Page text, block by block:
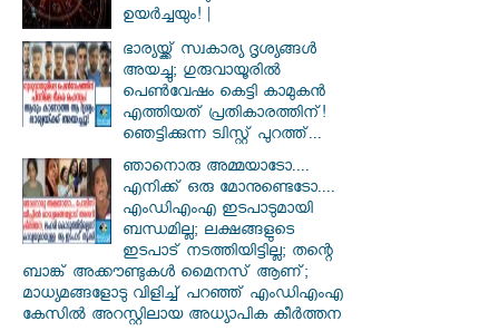
ഉയർച്ചയും! |
ഭാര്യയ്ക്ക് സ്വകാര്യ ദൃശ്യങ്ങൾ
അയച്ചു; ഗുരുവായൂരിൽ
പെൺവേഷം കെട്ടി കാമുകൻ
എത്തിയത് പ്രതികാരത്തിന്!
ഞെട്ടിക്കുന്ന ട്വിസ്റ്റ് പുറത്ത്...
ഞാനൊരു അമ്മയാടോ....
എനിക്ക് ഒരു മോനുണ്ടെടോ....
എംഡിഎംഎ ഇടപാടുമായി
ബന്ധമില്ല; ലക്ഷങ്ങളുടെ
ഇടപാട് നടത്തിയിട്ടില്ല; തന്റെ
ബാങ്ക് അക്കൗണ്ടുകൾ മൈനസ് ആണ്;
മാധ്യമങ്ങളോടു വിളിച്ച് പറഞ്ഞ് എംഡിഎംഎ
കേസിൽ അറസ്റ്റിലായ അധ്യാപിക കീർത്തന